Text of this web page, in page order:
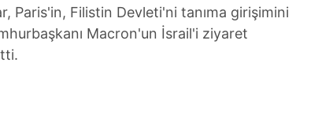
Paris'in, Filistin Devleti'ni tanıma girişimini
Macron'un İsrail'i ziyaret